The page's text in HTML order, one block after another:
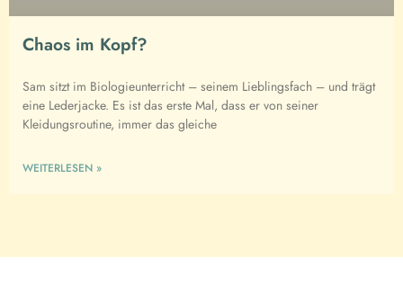
Chaos im Kopf?
Sam sitzt im Biologieunterricht – seinem Lieblingsfach – und trägt
eine Lederjacke. Es ist das erste Mal, dass er von seiner
Kleidungsroutine, immer das gleiche
WEITERLESEN »